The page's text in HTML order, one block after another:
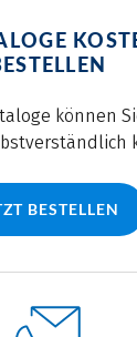
können
BESTELLEN